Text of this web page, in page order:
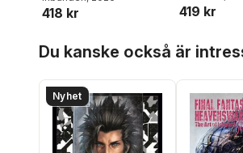
418 kr 419 kr
Du kanske också är
Nyhet